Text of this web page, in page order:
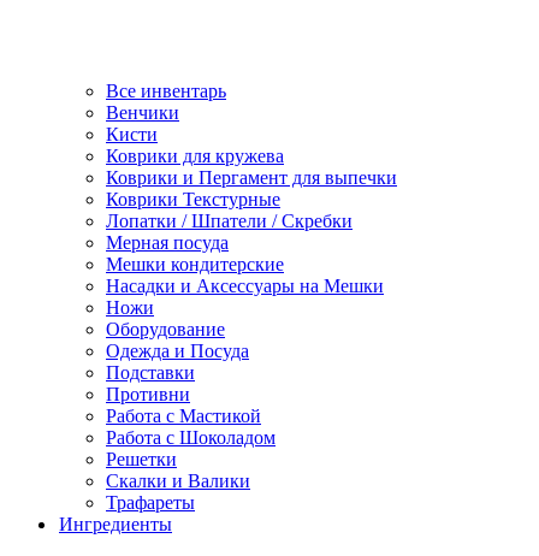
Все инвентарь
Венчики
Кисти
Коврики для кружева
Коврики и Пергамент для выпечки
Коврики Текстурные
Лопатки / Шпатели / Скребки
Мерная посуда
Мешки кондитерские
Насадки и Аксессуары на Мешки
Ножи
Оборудование
Одежда и Посуда
Подставки
Противни
Работа с Мастикой
Работа с Шоколадом
Решетки
Скалки и Валики
Трафареты
Ингредиенты